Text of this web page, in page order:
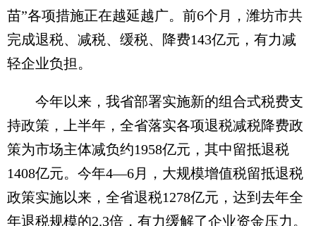
苗”各项措施正在越延越广。前6个月，潍坊市共
完成退税、减税、缓税、降费143亿元，有力减
轻企业负担。
今年以来，我省部署实施新的组合式税费支
持政策，上半年，全省落实各项退税减税降费政
策为市场主体减负约1958亿元，其中留抵退税
1408亿元。今年4—6月，大规模增值税留抵退税
政策实施以来，全省退税1278亿元，达到去年全
年退税规模的2.3倍，有力缓解了企业资金压力。